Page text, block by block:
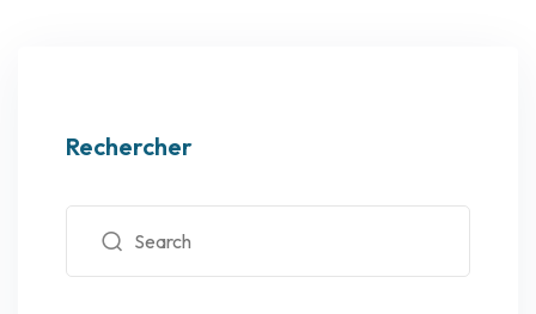
Rechercher